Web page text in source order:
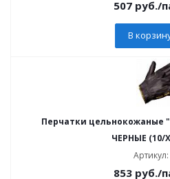
507 руб./
В
Перчатки цельнокожаные
ЧЕРНЫЕ (10/
853 руб./